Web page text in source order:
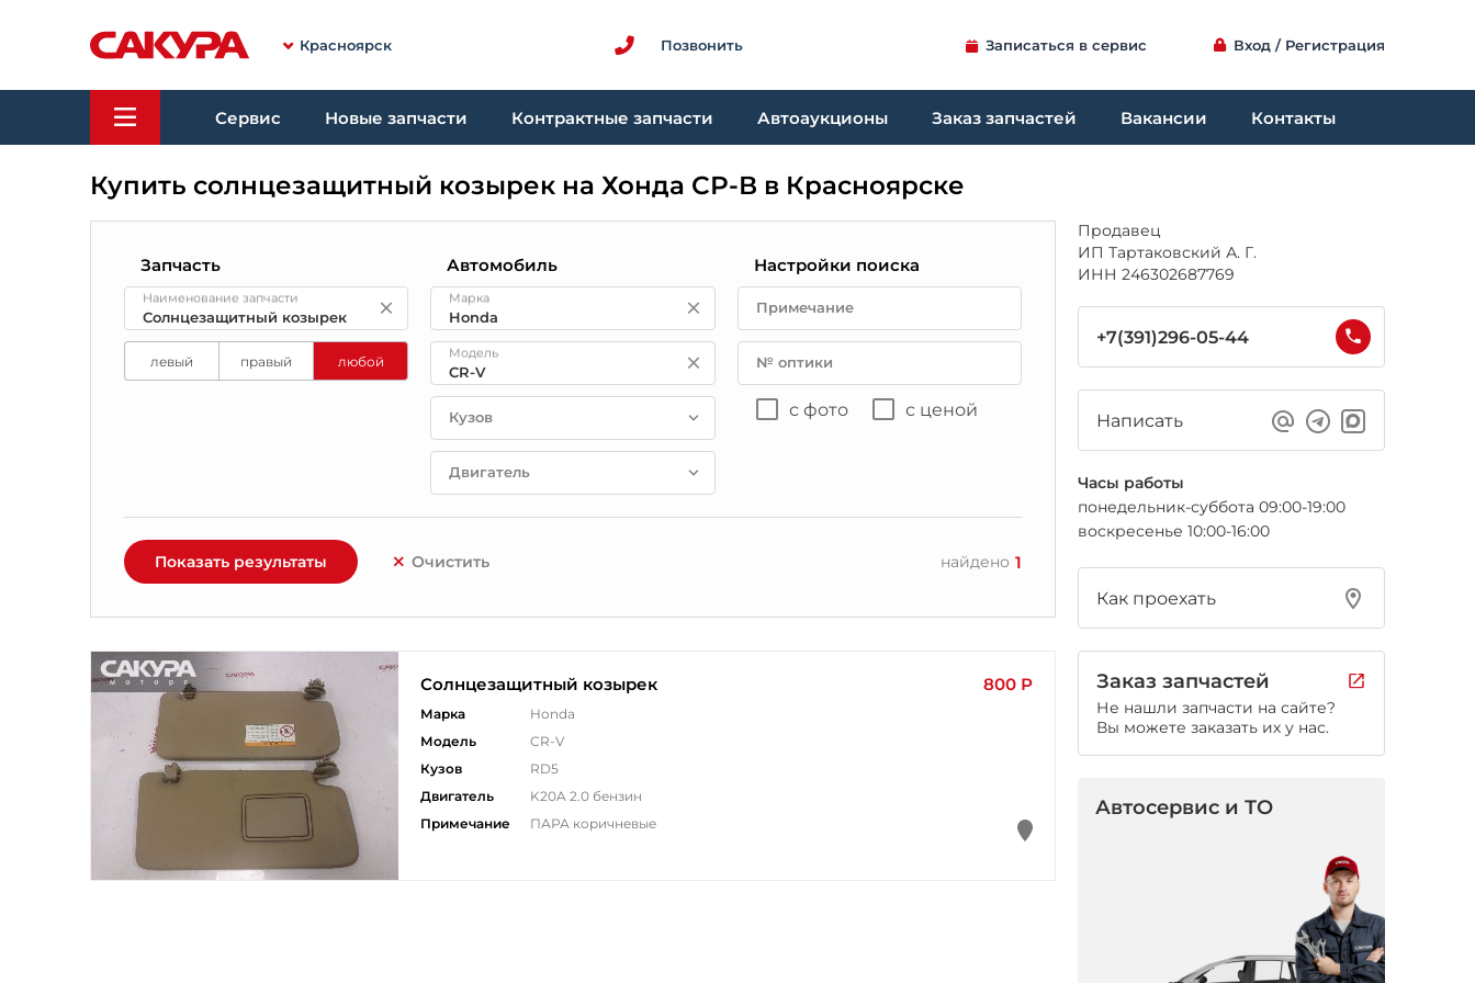
Красноярск Позвонить Записаться в сервис Вход / Регистрация
Сервис Новые запчасти Контрактные запчасти Автоаукционы Заказ запчастей Вакансии Контакты
Купить солнцезащитный козырек на Хонда СР-В в Красноярске
Запчасть
Наименование запчасти
левый правый любой
Автомобиль
Марка
Модель
Кузов
Двигатель
Настройки поиска
Примечание
№ оптики
с фото с ценой
Показать результаты Очистить найдено 1
Солнцезащитный козырек 800 Р
Марка
Honda
Модель
CR-V
Кузов
RD5
Двигатель
K20A 2.0 бензин
Примечание
ПАРА коричневые
Продавец
ИП Тартаковский А. Г.
ИНН 246302687769
+7(391)296-05-44
Написать
Часы работы
понедельник-суббота 09:00-19:00
воскресенье 10:00-16:00
Как проехать
Заказ запчастей
Не нашли запчасти на сайте?
Вы можете заказать их у нас.
Автосервис и ТО